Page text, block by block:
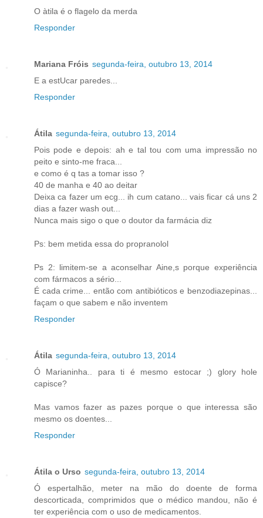
O àtila é o flagelo da merda
Responder
Mariana Fróis segunda-feira, outubro 13, 2014
E a estUcar paredes...
Responder
Átila segunda-feira, outubro 13, 2014
Pois pode e depois: ah e tal tou com uma impressão no
peito e sinto-me fraca...
e como é q tas a tomar isso ?
40 de manha e 40 ao deitar
Deixa ca fazer um ecg... ih cum catano... vais ficar cá uns 2
dias a fazer wash out...
Nunca mais sigo o que o doutor da farmácia diz
Ps: bem metida essa do propranolol
Ps 2: limitem-se a aconselhar Aine,s porque experiência
com fármacos a sério...
É cada crime... então com antibióticos e benzodiazepinas...
façam o que sabem e não inventem
Responder
Átila segunda-feira, outubro 13, 2014
Ó Marianinha.. para ti é mesmo estocar ;) glory hole
capisce?
Mas vamos fazer as pazes porque o que interessa são
mesmo os doentes...
Responder
Átila o Urso segunda-feira, outubro 13, 2014
Ó espertalhão, meter na mão do doente de forma
descorticada, comprimidos que o médico mandou, não é
ter experiência com o uso de medicamentos.